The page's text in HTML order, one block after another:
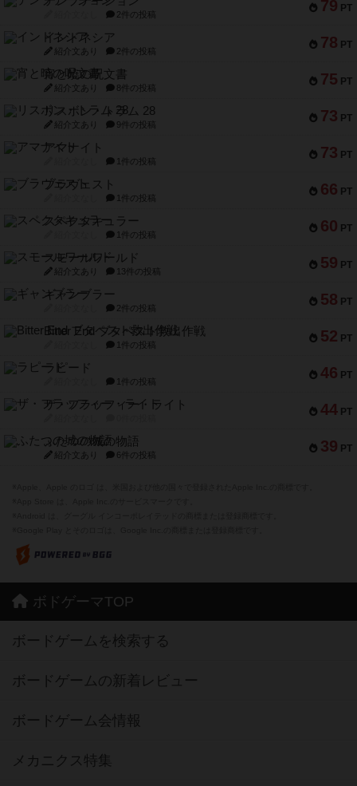
79 PT
2件の投稿
78 PT
インドネシア
紹介文あり 2件の投稿
75 PT
宵と暁の呪文書
紹介文あり 8件の投稿
73 PT
リスボン・トラム 28
紹介文あり 9件の投稿
73 PT
アマナイト
1件の投稿
66 PT
ブラヴェスト
1件の投稿
60 PT
スペクタキュラー
1件の投稿
59 PT
スモールワールド
紹介文あり 13件の投稿
58 PT
ギャンブラー
2件の投稿
52 PT
Bitter End ブタペスト救出作戦
1件の投稿
46 PT
ラピード
1件の投稿
44 PT
ザ・フラッフィー・ライト
39 PT
ふたつの城の物語
紹介文あり 6件の投稿
ボドゲーマTOP
ボードゲームを検索する
ボードゲームの新着レビュー
ボードゲーム会情報
メカニクス特集